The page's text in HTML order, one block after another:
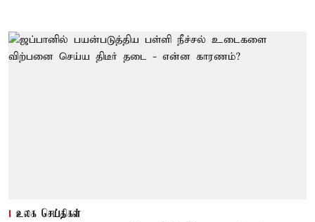
உலக செய்திகள்